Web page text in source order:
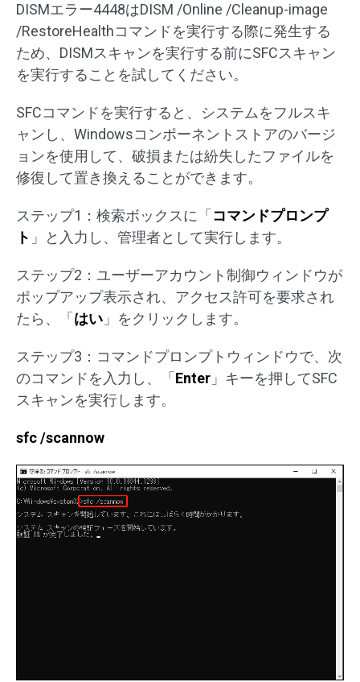
DISMエラー4448はDISM /Online /Cleanup-image
/RestoreHealthコマンドを実行する際に発生する
ため、DISMスキャンを実行する前にSFCスキャン
を実行することを試してください。
SFCコマンドを実行すると、システムをフルスキ
ャンし、Windowsコンポーネントストアのバージ
ョンを使用して、破損または紛失したファイルを
修復して置き換えることができます。
ステップ1：検索ボックスに「 コマンドプロンプ
ト 」と入力し、管理者として実行します。
ステップ2：ユーザーアカウント制御ウィンドウが
ポップアップ表示され、アクセス許可を要求され
たら、「 はい 」をクリックします。
ステップ3：コマンドプロンプトウィンドウで、次
のコマンドを入力し、「 Enter 」キーを押してSFC
スキャンを実行します。
sfc /scannow